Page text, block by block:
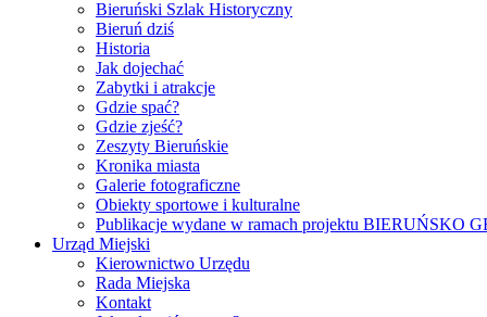
Bieruński Szlak Historyczny
Bieruń dziś
Historia
Jak dojechać
Zabytki i atrakcje
Gdzie spać?
Gdzie zjeść?
Zeszyty Bieruńskie
Kronika miasta
Galerie fotograficzne
Obiekty sportowe i kulturalne
Publikacje wydane w ramach projektu BIERUŃSKO
Urząd Miejski
Kierownictwo Urzędu
Rada Miejska
Kontakt